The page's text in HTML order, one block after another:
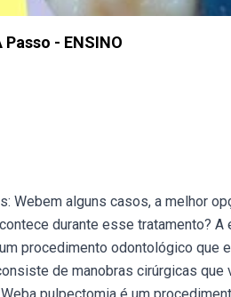
- ENSINO
Webem alguns casos, a melhor
durante esse tratamento? A
procedimento odontológico que
de manobras cirúrgicas que